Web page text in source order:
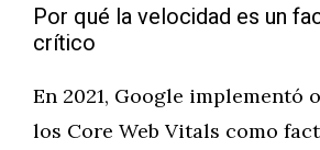
Por qué la velocidad es un
crítico
En 2021, Google implementó
los Core Web Vitals como